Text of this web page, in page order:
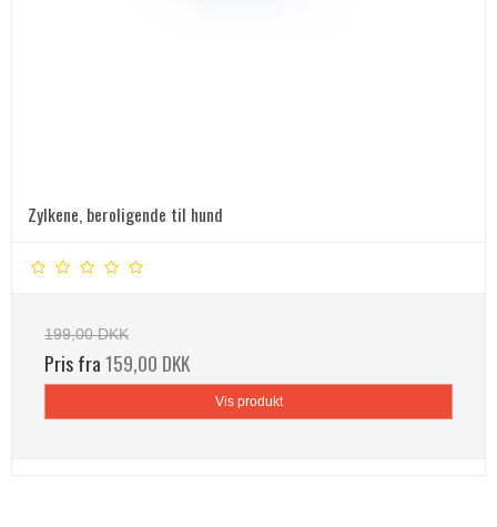
Zylkene, beroligende til hund
199,00 DKK
Pris fra159,00 DKK
Vis produkt